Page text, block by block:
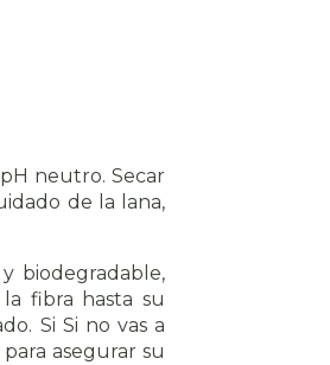
neutro. Secar
de la lana,
biodegradable,
fibra hasta su
Si Si no vas a
asegurar su